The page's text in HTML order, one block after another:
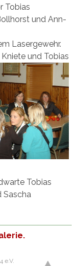
Tobias
und Ann-
Lasergewehr.
und Tobias
Tobias
Sascha
e.V.